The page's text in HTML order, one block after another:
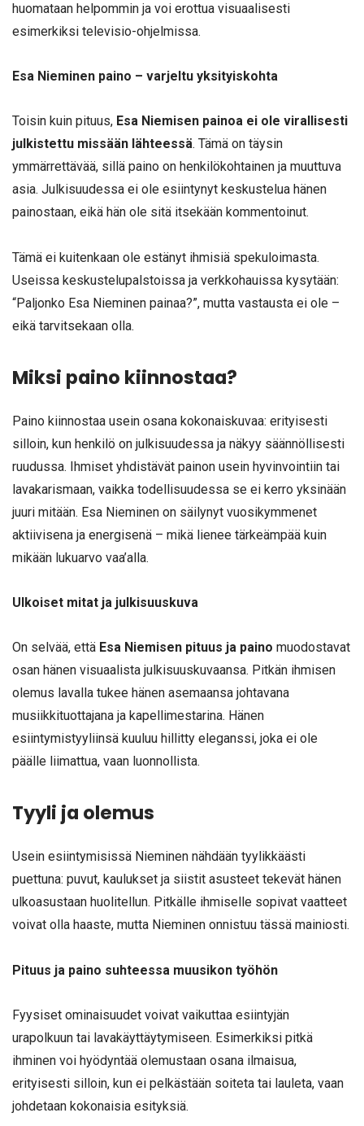
huomataan helpommin ja voi erottua visuaalisesti
esimerkiksi televisio-ohjelmissa.
Esa Nieminen paino – varjeltu yksityiskohta
Toisin kuin pituus, Esa Niemisen painoa ei ole virallisesti
julkistettu missään lähteessä. Tämä on täysin
ymmärrettävää, sillä paino on henkilökohtainen ja muuttuva
asia. Julkisuudessa ei ole esiintynyt keskustelua hänen
painostaan, eikä hän ole sitä itsekään kommentoinut.
Tämä ei kuitenkaan ole estänyt ihmisiä spekuloimasta.
Useissa keskustelupalstoissa ja verkkohauissa kysytään:
“Paljonko Esa Nieminen painaa?”, mutta vastausta ei ole –
eikä tarvitsekaan olla.
Miksi paino kiinnostaa?
Paino kiinnostaa usein osana kokonaiskuvaa: erityisesti
silloin, kun henkilö on julkisuudessa ja näkyy säännöllisesti
ruudussa. Ihmiset yhdistävät painon usein hyvinvointiin tai
lavakarismaan, vaikka todellisuudessa se ei kerro yksinään
juuri mitään. Esa Nieminen on säilynyt vuosikymmenet
aktiivisena ja energisenä – mikä lienee tärkeämpää kuin
mikään lukuarvo vaa’alla.
Ulkoiset mitat ja julkisuuskuva
On selvää, että Esa Niemisen pituus ja paino muodostavat
osan hänen visuaalista julkisuuskuvaansa. Pitkän ihmisen
olemus lavalla tukee hänen asemaansa johtavana
musiikkituottajana ja kapellimestarina. Hänen
esiintymistyyliinsä kuuluu hillitty eleganssi, joka ei ole
päälle liimattua, vaan luonnollista.
Tyyli ja olemus
Usein esiintymisissä Nieminen nähdään tyylikkäästi
puettuna: puvut, kaulukset ja siistit asusteet tekevät hänen
ulkoasustaan huolitellun. Pitkälle ihmiselle sopivat vaatteet
voivat olla haaste, mutta Nieminen onnistuu tässä mainiosti.
Pituus ja paino suhteessa muusikon työhön
Fyysiset ominaisuudet voivat vaikuttaa esiintyjän
urapolkuun tai lavakäyttäytymiseen. Esimerkiksi pitkä
ihminen voi hyödyntää olemustaan osana ilmaisua,
erityisesti silloin, kun ei pelkästään soiteta tai lauleta, vaan
johdetaan kokonaisia esityksiä.